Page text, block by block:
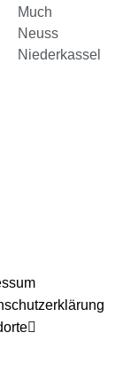
Much
Neuss
Niederkassel